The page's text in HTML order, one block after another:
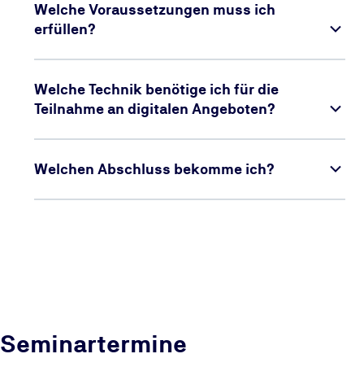
Welche Voraussetzungen muss ich
erfüllen?
Welche Technik benötige ich für die
Teilnahme an digitalen Angeboten?
Welchen Abschluss bekomme ich?
Seminartermine